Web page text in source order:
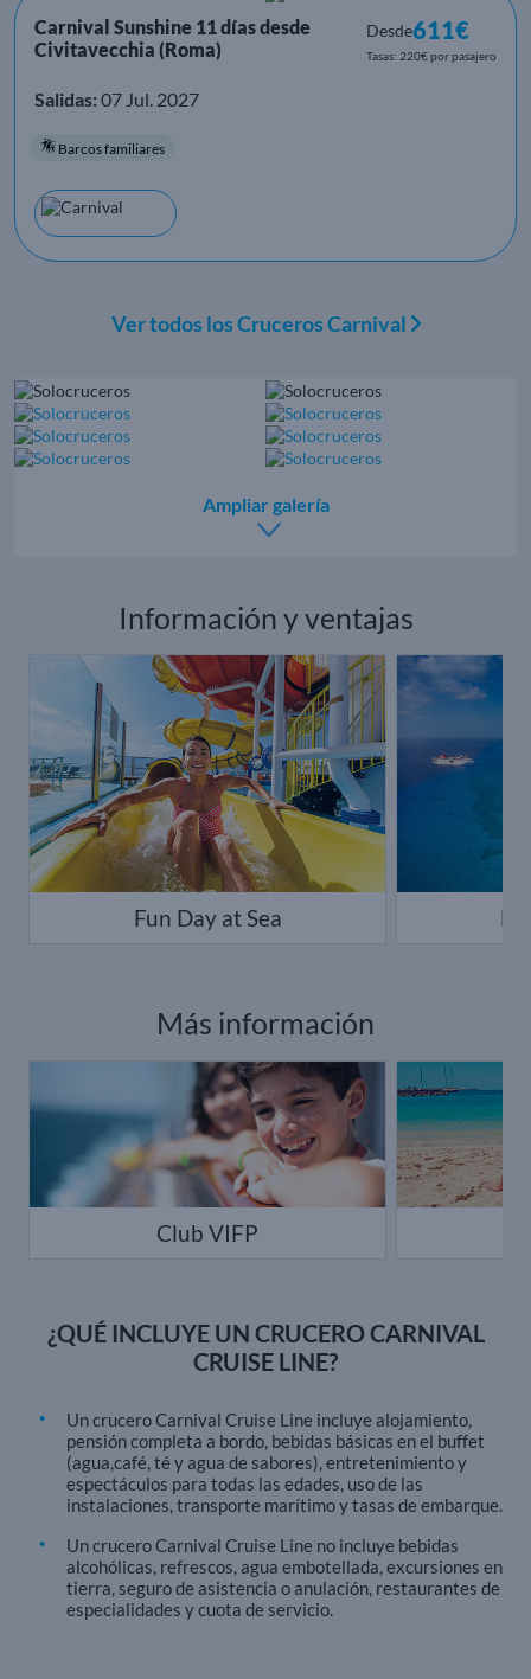
Carnival Sunshine 11 días desde
Civitavecchia (Roma)
Desde611€
Tasas: 220€ por pasajero
Salidas: 07 Jul. 2027
Barcos familiares
Ver todos los Cruceros Carnival
Ampliar galería
Información y ventajas
Fun Day at Sea
Más información
Club VIFP
¿QUÉ INCLUYE UN CRUCERO CARNIVAL
CRUISE LINE?
Un crucero Carnival Cruise Line incluye alojamiento,
pensión completa a bordo, bebidas básicas en el buffet
(agua,café, té y agua de sabores), entretenimiento y
espectáculos para todas las edades, uso de las
instalaciones, transporte marítimo y tasas de embarque.
Un crucero Carnival Cruise Line no incluye bebidas
alcohólicas, refrescos, agua embotellada, excursiones en
tierra, seguro de asistencia o anulación, restaurantes de
especialidades y cuota de servicio.